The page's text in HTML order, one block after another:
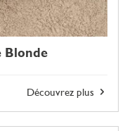
Blonde
Découvrez plus